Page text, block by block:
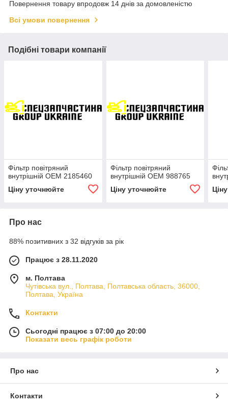
Повернення товару впродовж 14 днів за домовленістю
Всі умови повернення
Подібні товари компанії
Фільтр повітряний
внутрішній OEM 2185460
Ціну уточнюйте
Фільтр повітряний
внутрішній OEM 988765
Ціну уточнюйте
Про нас
88% позитивних з 32 відгуків за рік
Працює з 28.11.2020
м. Полтава
Чутівська вул., Полтава, Полтавська область, 36000,
Полтава, Україна
Контакти
Сьогодні працює з 07:00 до 20:00
Показати весь графік роботи
Про нас
Контакти